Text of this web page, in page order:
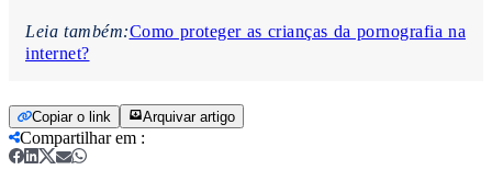
Leia também:Como proteger as crianças da pornografia na
internet?
Copiar o link Arquivar artigo
Compartilhar em :